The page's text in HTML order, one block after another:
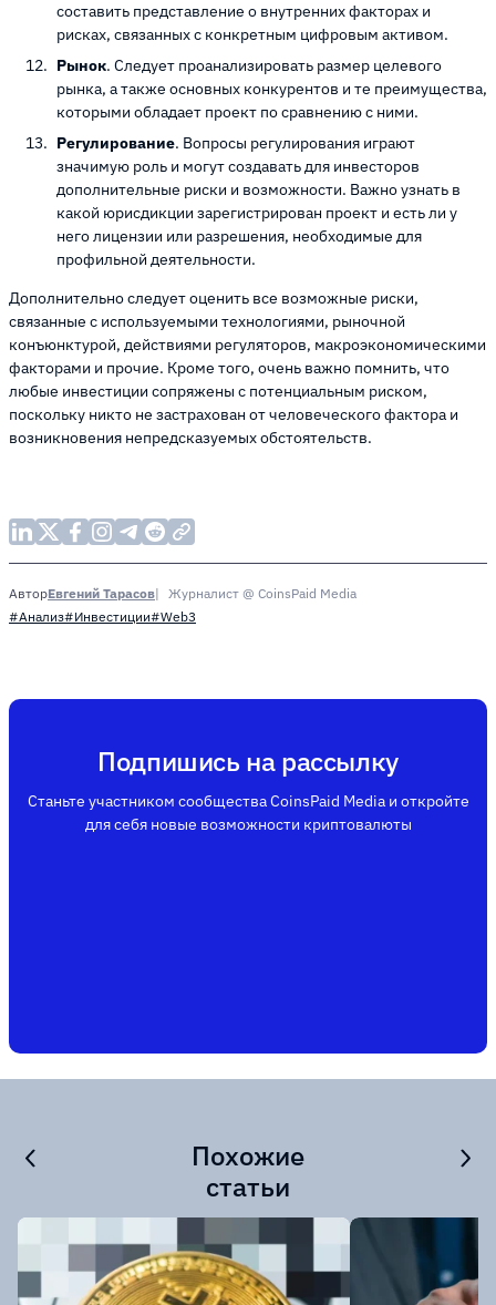
составить представление о внутренних факторах и
рисках, связанных с конкретным цифровым активом.
Рынок. Следует проанализировать размер целевого
рынка, а также основных конкурентов и те преимущества,
которыми обладает проект по сравнению с ними.
Регулирование. Вопросы регулирования играют
значимую роль и могут создавать для инвесторов
дополнительные риски и возможности. Важно узнать в
какой юрисдикции зарегистрирован проект и есть ли у
него лицензии или разрешения, необходимые для
профильной деятельности.
Дополнительно следует оценить все возможные риски,
связанные с используемыми технологиями, рыночной
конъюнктурой, действиями регуляторов, макроэкономическими
факторами и прочие. Кроме того, очень важно помнить, что
любые инвестиции сопряжены с потенциальным риском,
поскольку никто не застрахован от человеческого фактора и
возникновения непредсказуемых обстоятельств.
АвторЕвгений Тарасов
Журналист @ CoinsPaid Media
#Анализ#Инвестиции#Web3
Подпишись на рассылку
Станьте участником сообщества CoinsPaid Media и откройте
для себя новые возможности криптовалюты
Похожие
статьи